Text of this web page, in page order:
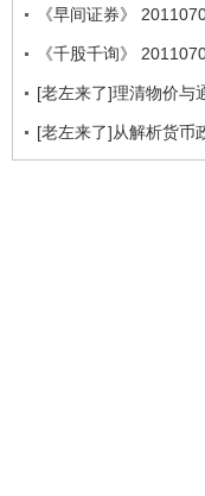
《早间证券》
《千股千询》
[老左来了]理清物价与
[老左来了]从解析货币